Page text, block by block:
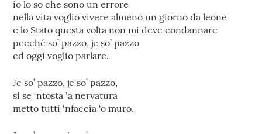
io lo so che sono un errore
nella vita voglio vivere almeno un giorno da leone
e lo Stato questa volta non mi deve condannare
pecché so’ pazzo, je so’ pazzo
ed oggi voglio parlare.
Je so’ pazzo, je so’ pazzo,
si se ‘ntosta ‘a nervatura
metto tutti ‘nfaccia ‘o muro.